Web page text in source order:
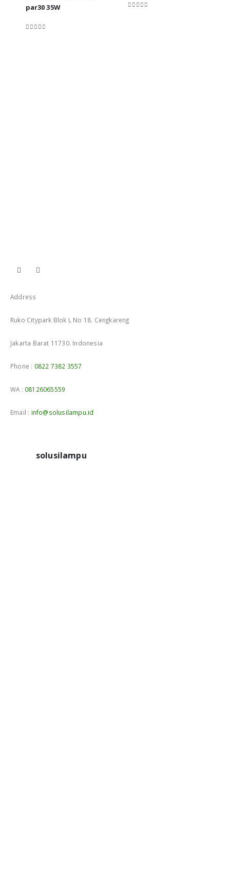
par30 35W
Address
Ruko Citypark Blok L No 18. Cengkareng
Jakarta Barat 11730. Indonesia
Phone : 0822 7382 3557
WA : 08126065559
Email : info@solusilampu.id
solusilampu